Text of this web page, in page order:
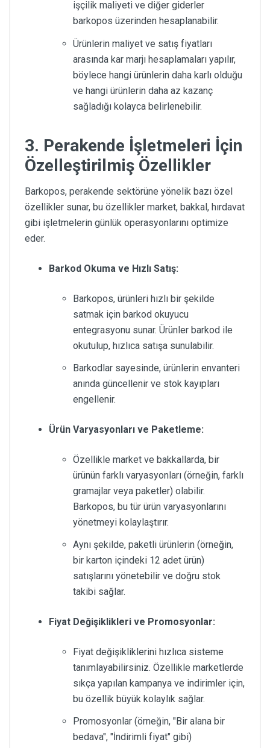
işçilik maliyeti ve diğer giderler
barkopos üzerinden hesaplanabilir.
Ürünlerin maliyet ve satış fiyatları
arasında kar marjı hesaplamaları yapılır,
böylece hangi ürünlerin daha karlı olduğu
ve hangi ürünlerin daha az kazanç
sağladığı kolayca belirlenebilir.
3. Perakende İşletmeleri İçin
Özelleştirilmiş Özellikler
Barkopos, perakende sektörüne yönelik bazı özel
özellikler sunar, bu özellikler market, bakkal, hırdavat
gibi işletmelerin günlük operasyonlarını optimize
eder.
Barkod Okuma ve Hızlı Satış:
Barkopos, ürünleri hızlı bir şekilde
satmak için barkod okuyucu
entegrasyonu sunar. Ürünler barkod ile
okutulup, hızlıca satışa sunulabilir.
Barkodlar sayesinde, ürünlerin envanteri
anında güncellenir ve stok kayıpları
engellenir.
Ürün Varyasyonları ve Paketleme:
Özellikle market ve bakkallarda, bir
ürünün farklı varyasyonları (örneğin, farklı
gramajlar veya paketler) olabilir.
Barkopos, bu tür ürün varyasyonlarını
yönetmeyi kolaylaştırır.
Aynı şekilde, paketli ürünlerin (örneğin,
bir karton içindeki 12 adet ürün)
satışlarını yönetebilir ve doğru stok
takibi sağlar.
Fiyat Değişiklikleri ve Promosyonlar:
Fiyat değişikliklerini hızlıca sisteme
tanımlayabilirsiniz. Özellikle marketlerde
sıkça yapılan kampanya ve indirimler için,
bu özellik büyük kolaylık sağlar.
Promosyonlar (örneğin, "Bir alana bir
bedava", "İndirimli fiyat" gibi)